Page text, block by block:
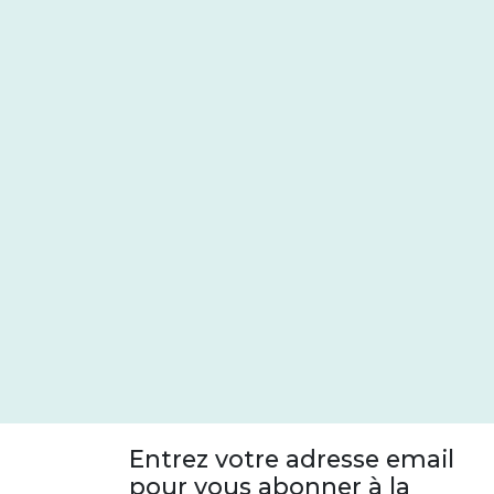
Entrez votre adresse email
pour vous abonner à la